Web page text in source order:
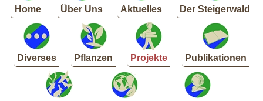
Home Über Uns Aktuelles Der Steigerwald
Diverses Pflanzen Projekte Publikationen